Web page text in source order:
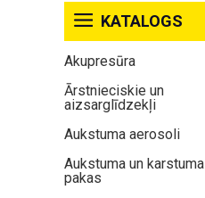
KATALOGS
Akupresūra
Ārstnieciskie un
aizsarglīdzekļi
Aukstuma aerosoli
Aukstuma un karstuma
pakas